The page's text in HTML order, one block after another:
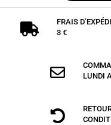

FRAIS
3 €

LUNDI
